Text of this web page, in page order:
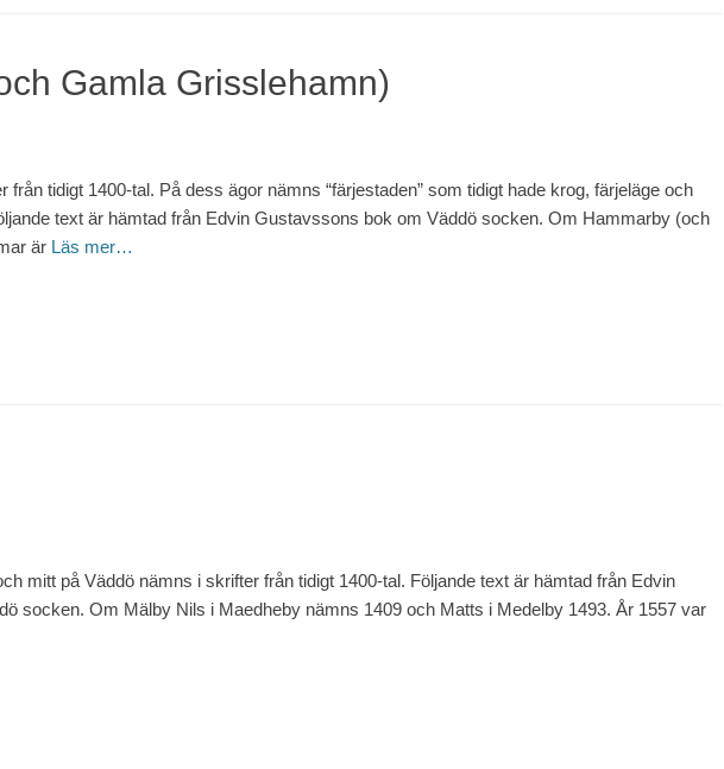
Gamla Grisslehamn)
tidigt 1400-tal. På dess ägor nämns “färjestaden” som tidigt hade krog, färjeläge och
text är hämtad från Edvin Gustavssons bok om Väddö socken. Om Hammarby (och
är Läs mer…
mitt på Väddö nämns i skrifter från tidigt 1400-tal. Följande text är hämtad från Edvin
socken. Om Mälby Nils i Maedheby nämns 1409 och Matts i Medelby 1493. År 1557 var